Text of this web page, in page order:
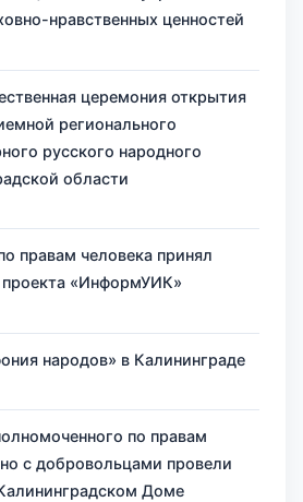
нравственных ценностей
церемония открытия
регионального
русского народного
области
правам человека принял
проекта «ИнформУИК»
народов» в Калининграде
по правам
с добровольцами провели
Доме